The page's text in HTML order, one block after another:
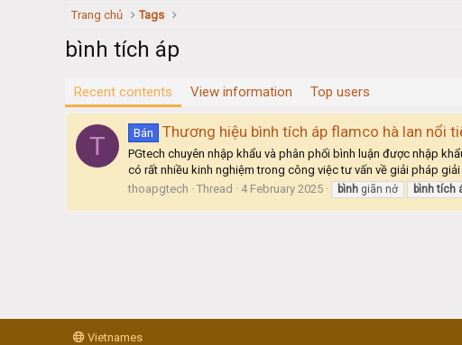
Trang chủ Tags
bình tích áp
Recent contents View information Top users
T Bán Thương hiệu bình tích áp flamco hà lan nổi
PGtech chuyên nhập khẩu và phân phối bình luận được nhập
có rất nhiều kinh nghiệm trong công việc tư vấn về giải pháp giải
thoapgtech
Thread 4 February 2025 bình giãn nở bình tích
Vietnames